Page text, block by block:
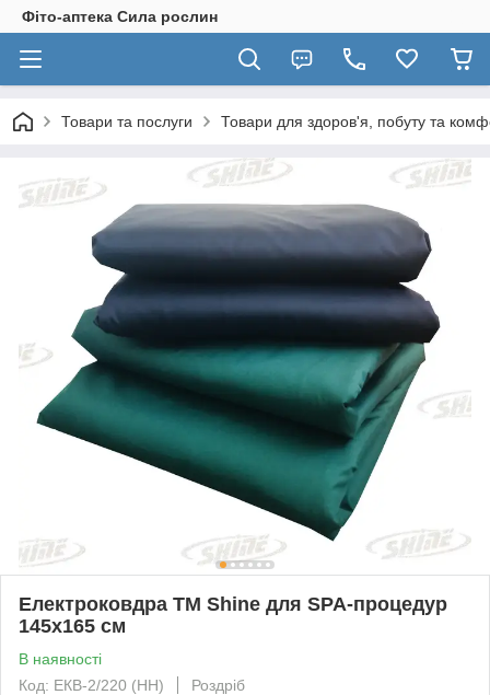
Фіто-аптека Сила рослин
Товари та послуги Товари для здоров'я, побуту та
Електроковдра TM Shine для SPA-процедур
145х165 см
В наявності
Код: ЕКВ-2/220 (НН)
Роздріб